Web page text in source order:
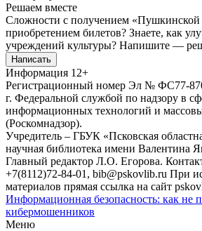
Решаем вместе
Сложности с получением «Пушкинской
приобретением билетов? Знаете, как
учреждений культуры? Напишите —
Написать
Информация 12+
Регистрационный номер Эл № ФС77-
г. Федеральной службой по надзору в
информационных технологий и
(Роскомнадзор).
Учредитель – ГБУК «Псковская
научная библиотека имени Валентина
Главный редактор Л.О. Егорова.
+7(8112)72-84-01, bib@pskovlib.ru При
материалов прямая ссылка на сайт
Информационная безопасность: как не
кибермошенников
Меню